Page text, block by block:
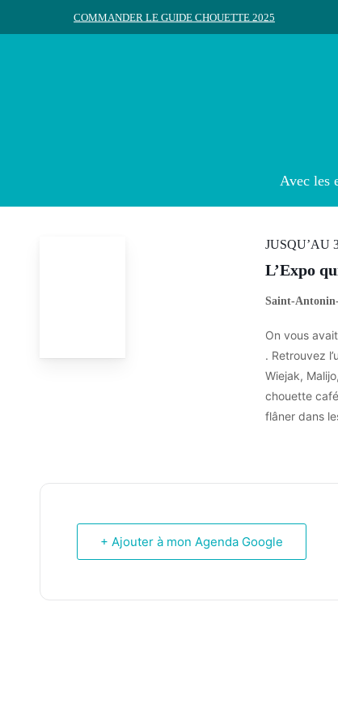
to
COMMANDER LE GUIDE CHOUETTE 2025
Avec les
JUSQU’AU
L’Expo
Saint-
On vous
. Retrouvez
Wiejak,
chouette
flâner dans
+ Ajouter à mon Agenda Google